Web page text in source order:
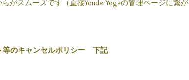
がスムーズです（直接YonderYogaの管理ページに繋が
のキャンセルポリシー 下記